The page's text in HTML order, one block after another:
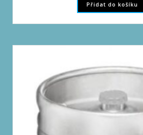
Přidat do košíku